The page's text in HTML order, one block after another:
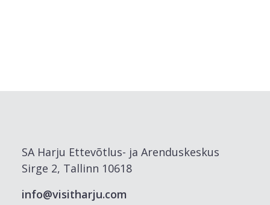
SA Harju Ettevõtlus- ja Arenduskeskus
Sirge 2, Tallinn 10618
info@visitharju.com